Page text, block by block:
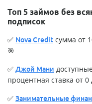
Топ 5 займов без
подписок
✅ Nova Credit сумма от
🎯
✅ Джой Мани
процентная ставка от 0
✅ Занимательные